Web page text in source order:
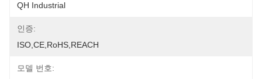
QH Industrial
인증:
ISO,CE,RoHS,REACH
모델 번호: